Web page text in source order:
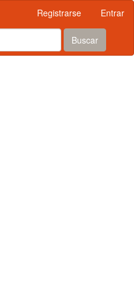
Registrarse Entrar
Buscar